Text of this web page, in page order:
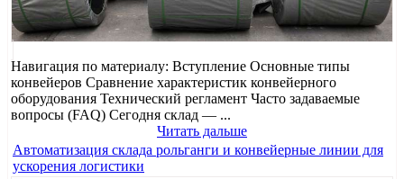
Навигация по материалу: Вступление Основные типы
конвейеров Сравнение характеристик конвейерного
оборудования Технический регламент Часто задаваемые
вопросы (FAQ) Сегодня склад — ...
Читать дальше
Автоматизация склада рольганги и конвейерные линии для
ускорения логистики